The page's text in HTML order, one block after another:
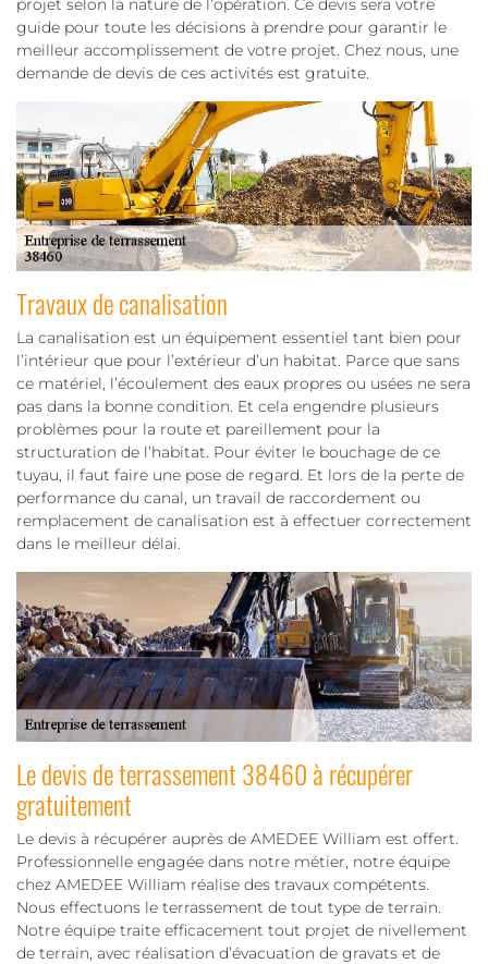
projet selon la nature de l’opération. Ce devis sera votre
guide pour toute les décisions à prendre pour garantir le
meilleur accomplissement de votre projet. Chez nous, une
demande de devis de ces activités est gratuite.
Travaux de canalisation
La canalisation est un équipement essentiel tant bien pour
l’intérieur que pour l’extérieur d’un habitat. Parce que sans
ce matériel, l’écoulement des eaux propres ou usées ne sera
pas dans la bonne condition. Et cela engendre plusieurs
problèmes pour la route et pareillement pour la
structuration de l’habitat. Pour éviter le bouchage de ce
tuyau, il faut faire une pose de regard. Et lors de la perte de
performance du canal, un travail de raccordement ou
remplacement de canalisation est à effectuer correctement
dans le meilleur délai.
Le devis de terrassement 38460 à récupérer
gratuitement
Le devis à récupérer auprès de AMEDEE William est offert.
Professionnelle engagée dans notre métier, notre équipe
chez AMEDEE William réalise des travaux compétents.
Nous effectuons le terrassement de tout type de terrain.
Notre équipe traite efficacement tout projet de nivellement
de terrain, avec réalisation d’évacuation de gravats et de